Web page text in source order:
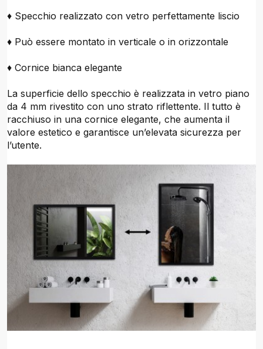
♦ Specchio realizzato con vetro perfettamente liscio
♦ Può essere montato in verticale o in orizzontale
♦ Cornice bianca elegante
La superficie dello specchio è realizzata in vetro piano
da 4 mm rivestito con uno strato riflettente. Il tutto è
racchiuso in una cornice elegante, che aumenta il
valore estetico e garantisce un’elevata sicurezza per
l’utente.